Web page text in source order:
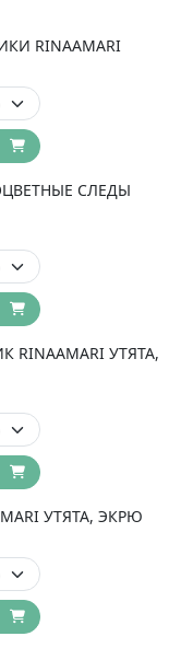
RINAAMARI
СЛЕДЫ
УТЯТА,
УТЯТА, ЭКРЮ